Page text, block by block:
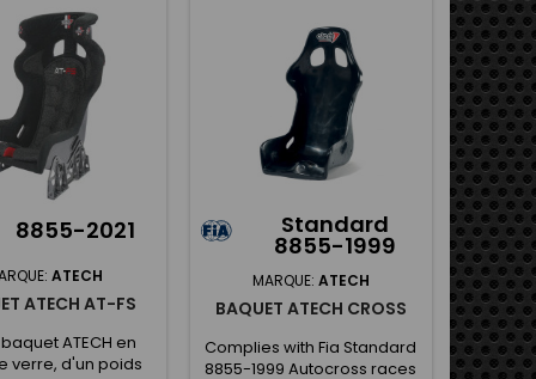
aéré 3D Système
du
aux pilotes
jusqu'à...
8855-2021
ATECH
ATECH AT-FS
ATECH en
verre, d'un poids
Standard
8855-1999
MARQUE: ATECH
BAQUET ATECH CROSS
Complies with Fia Standard
8855-1999 Autocross races